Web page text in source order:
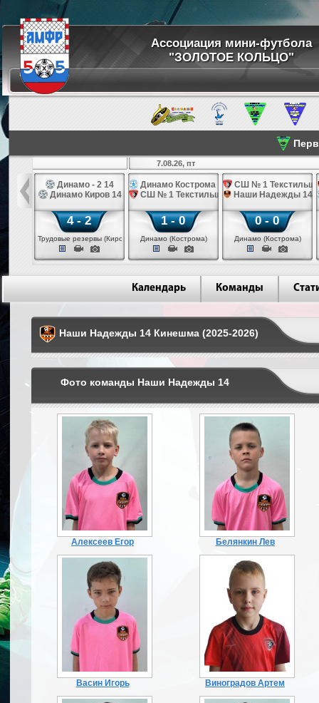
Ассоциация мини-футбола
"ЗОЛОТОЕ КОЛЬЦО"
Динамо - 2 14
Динамо Киров 14
4 - 2
Трудовые резервы (Киров)
7.08.26, пт
Динамо Кострома 14
СШ № 1 Текстильщик 14
1 - 0
Динамо (Кострома)
СШ № 1
Наши Надежды 14
0 - 0
Динамо (Кострома)
Календарь Команды
Наши Надежды 14 Кинешма (2025-2026)
Фото команды Наши Надежды 14
Алексеев Егор Белянкин Лев
Васин Игорь Виноградов Артем